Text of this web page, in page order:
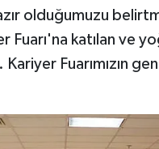
olduğumuzu
Fuarı'na katılan ve
Fuarımızın